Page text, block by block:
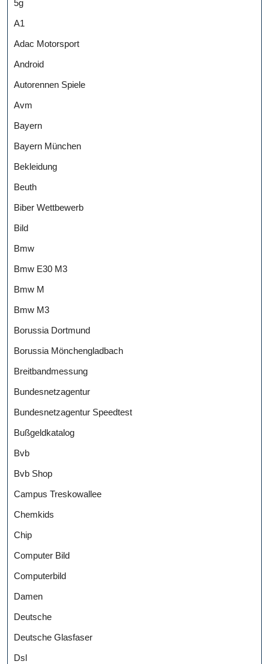
5g
A1
Adac Motorsport
Android
Autorennen Spiele
Avm
Bayern
Bayern München
Bekleidung
Beuth
Biber Wettbewerb
Bild
Bmw
Bmw E30 M3
Bmw M
Bmw M3
Borussia Dortmund
Borussia Mönchengladbach
Breitbandmessung
Bundesnetzagentur
Bundesnetzagentur Speedtest
Bußgeldkatalog
Bvb
Bvb Shop
Campus Treskowallee
Chemkids
Chip
Computer Bild
Computerbild
Damen
Deutsche
Deutsche Glasfaser
Dsl